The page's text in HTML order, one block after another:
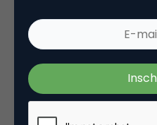
* Presentatie Giles
geschikt voor deze
vertellen en was een
* Presentatie Tomi